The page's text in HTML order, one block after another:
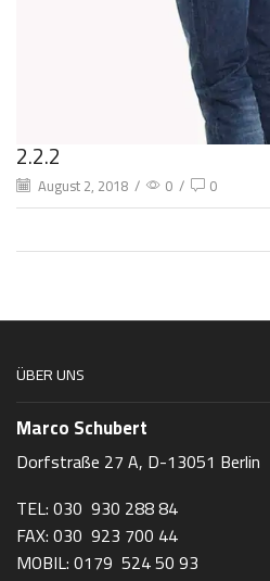
2.2.2
August 2, 2018 / 0 / 0
ÜBER UNS
Marco Schubert
Dorfstraße 27 A, D-13051 Berlin
TEL: 030 930 288 84
FAX: 030 923 700 44
MOBIL: 0179 524 50 93